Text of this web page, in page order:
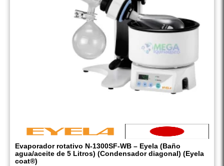
Evaporador rotativo N-1300SF-WB – Eyela (Baño
agua/aceite de 5 Litros) (Condensador diagonal) (Eyela
coat®)